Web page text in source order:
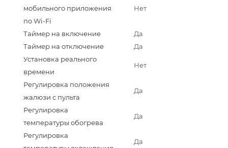
мобильного приложения
по Wi-Fi
Нет
Таймер на включение
Да
Таймер на отключение
Да
Установка реального
времени
Нет
Регулировка положения
жалюзи с пульта
Да
Регулировка
температуры обогрева
Да
Регулировка
Да